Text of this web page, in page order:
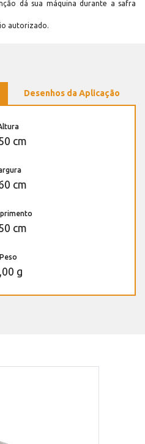
dá sua máquina durante a safra
autorizado.
Desenhos da Aplicação
cm
cm
cm
Peso
g